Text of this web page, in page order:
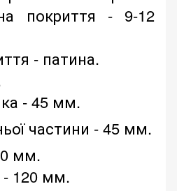
покриття - 9-12
- патина.
- 45 мм.
частини - 45 мм.
мм.
120 мм.